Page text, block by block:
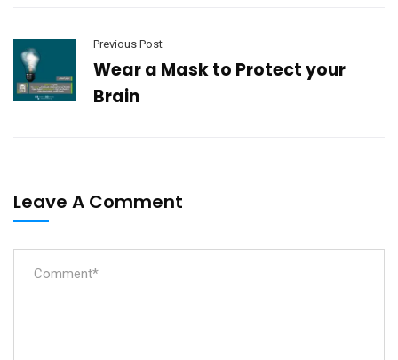
Previous Post
Wear a Mask to Protect your
Brain
Leave A Comment